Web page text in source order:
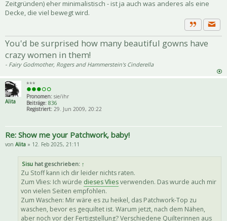
Zeitgründen) eher minimalistisch - ist ja auch was anderes als eine
Decke, die viel bewegt wird.
Zitat
You'd be surprised how many beautiful gowns have
crazy women in them!
- Fairy Godmother, Rogers and Hammerstein's Cinderella
Alita
***
Pronomen:sie/ihr
Beiträge: 836
Registriert:29. Jun 2009, 20:22
Re: Show me your Patchwork, baby!
von Alita » 12. Feb 2025, 21:11
Sisu hat geschrieben: ↑
Zu Stoff kann ich dir leider nichts raten.
Zum Vlies: Ich würde dieses Vliesverwenden. Das wurde auch mir
von vielen Seiten empfohlen.
Zum Waschen: Mir wäre es zu heikel, das Patchwork-Top zu
waschen, bevor es gequiltet ist. Warum jetzt, nach dem Nähen,
aber noch vor der Fertigstellung? Verschiedene Quilterinnen aus